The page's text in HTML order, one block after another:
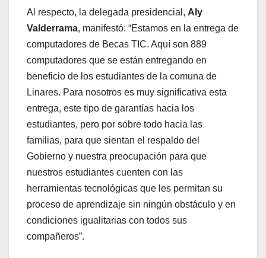
Al respecto, la delegada presidencial, Aly
Valderrama, manifestó: “Estamos en la entrega de
computadores de Becas TIC. Aquí son 889
computadores que se están entregando en
beneficio de los estudiantes de la comuna de
Linares. Para nosotros es muy significativa esta
entrega, este tipo de garantías hacia los
estudiantes, pero por sobre todo hacia las
familias, para que sientan el respaldo del
Gobierno y nuestra preocupación para que
nuestros estudiantes cuenten con las
herramientas tecnológicas que les permitan su
proceso de aprendizaje sin ningún obstáculo y en
condiciones igualitarias con todos sus
compañeros”.